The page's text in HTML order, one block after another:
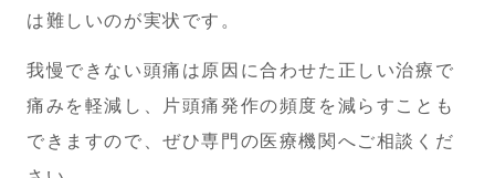
は難しいのが実状です。
我慢できない頭痛は原因に合わせた正しい治療で
痛みを軽減し、片頭痛発作の頻度を減らすことも
できますので、ぜひ専門の医療機関へご相談くだ